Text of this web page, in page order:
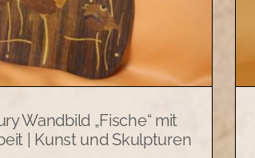
Wandbild „Fische“ mit
| Kunst und Skulpturen
Skulpturen
Antiquität Kunst und Skulpturen